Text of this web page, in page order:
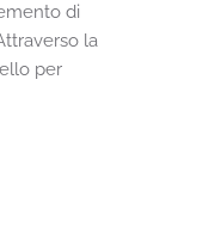
di
la
per